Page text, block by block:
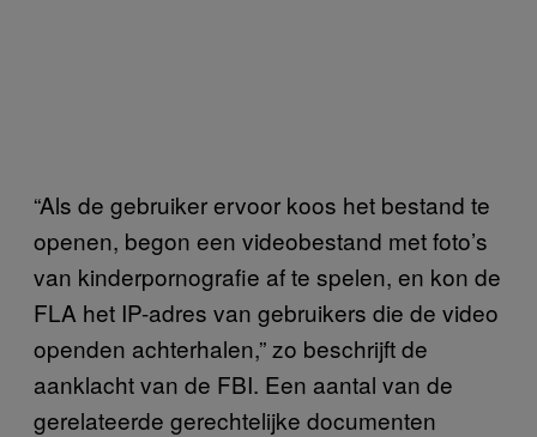
“Als de gebruiker ervoor koos het bestand te
openen, begon een videobestand met foto’s
van kinderpornografie af te spelen, en kon de
FLA het IP-adres van gebruikers die de video
openden achterhalen,” zo beschrijft de
aanklacht van de FBI. Een aantal van de
gerelateerde gerechtelijke documenten